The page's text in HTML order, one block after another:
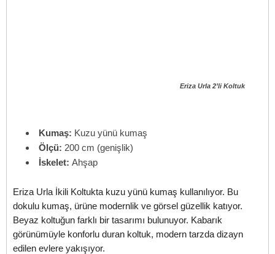
Eriza Urla 2’li Koltuk
Kumaş: Kuzu yünü kumaş
Ölçü: 200 cm (genişlik)
İskelet: Ahşap
Eriza Urla İkili Koltukta kuzu yünü kumaş kullanılıyor. Bu
dokulu kumaş, ürüne modernlik ve görsel güzellik katıyor.
Beyaz koltuğun farklı bir tasarımı bulunuyor. Kabarık
görünümüyle konforlu duran koltuk, modern tarzda dizayn
edilen evlere yakışıyor.